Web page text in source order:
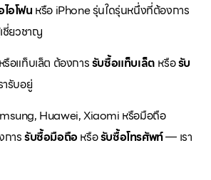
อโฟนหรือ iPhone รุ่นใดรุ่นหนึ่งที่ต้องการ
ชี่ยวชาญ
อแท็บเล็ต ต้องการรับซื้อแท็บเล็ต หรือรับ
รับอยู่
Huawei, Xiaomi หรือมือถือ
ารรับซื้อมือถือหรือรับซื้อโทรศัพท์— เรา